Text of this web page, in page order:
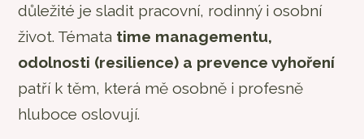
důležité je sladit pracovní, rodinný i osobní
život. Témata time managementu,
odolnosti (resilience) a prevence vyhoření
patří k těm, která mě osobně i profesně
hluboce oslovují.